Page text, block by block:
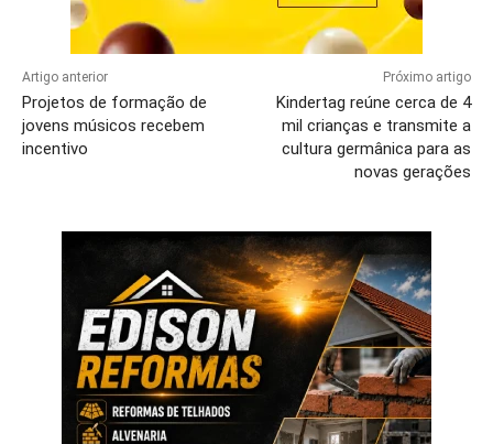
Artigo anterior
Projetos de formação de
jovens músicos recebem
incentivo
Próximo artigo
Kindertag reúne cerca de 4
mil crianças e transmite a
cultura germânica para as
novas gerações